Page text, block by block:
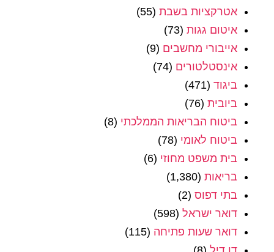
אטרקציות בשבת (55)
איטום גגות (73)
אייבורי מחשבים (9)
אינסטלטורים (74)
ביגוד (471)
ביובית (76)
ביטוח הבריאות הממלכתי (8)
ביטוח לאומי (78)
בית משפט מחוזי (6)
בריאות (1,380)
בתי דפוס (2)
דואר ישראל (598)
דואר שעות פתיחה (115)